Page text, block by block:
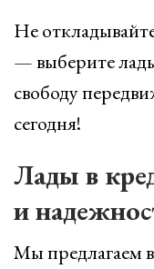
Не
— выберите
свободу
сегодня!
Лады в
и
Мы предлагаем